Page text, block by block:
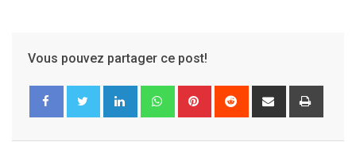
Vous pouvez partager ce post!
LinkedIn WhatsappPinterest Reddit
Partager